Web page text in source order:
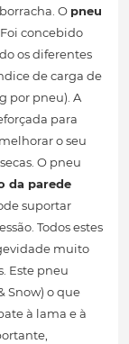
O pneu
concebido
os diferentes
de carga de
por pneu). A
para
o seu
O pneu
da parede
suportar
Todos estes
muito
Este pneu
Snow) o que
à lama e à